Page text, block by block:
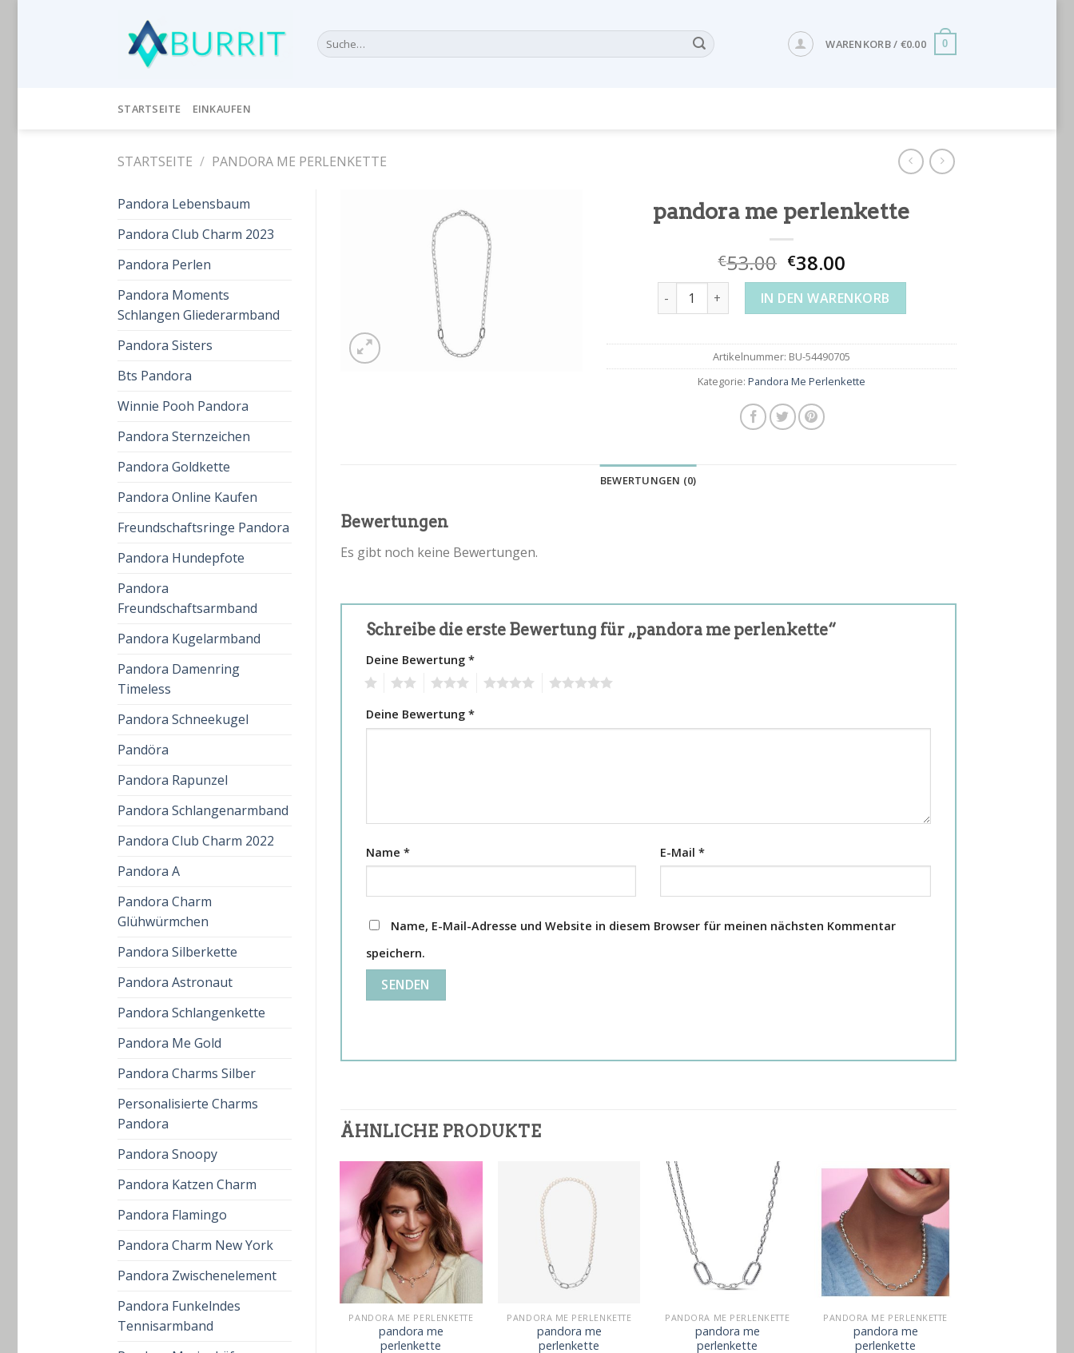
Suche
nach:
WARENKORB / €0.00 0
STARTSEITE EINKAUFEN
STARTSEITE / PANDORA ME PERLENKETTE
Pandora Lebensbaum
Pandora Club Charm 2023
Pandora Perlen
Pandora Moments
Schlangen Gliederarmband
Pandora Sisters
Bts Pandora
Winnie Pooh Pandora
Pandora Sternzeichen
Pandora Goldkette
Pandora Online Kaufen
Freundschaftsringe Pandora
Pandora Hundepfote
Pandora
Freundschaftsarmband
Pandora Kugelarmband
Pandora Damenring
Timeless
Pandora Schneekugel
Pandöra
Pandora Rapunzel
Pandora Schlangenarmband
Pandora Club Charm 2022
Pandora A
Pandora Charm
Glühwürmchen
Pandora Silberkette
Pandora Astronaut
Pandora Schlangenkette
Pandora Me Gold
Pandora Charms Silber
Personalisierte Charms
Pandora
Pandora Snoopy
Pandora Katzen Charm
Pandora Flamingo
Pandora Charm New York
Pandora Zwischenelement
Pandora Funkelndes
Tennisarmband
pandora me perlenkette
€53.00 €38.00
pandora me perlenkette Menge
IN DEN WARENKORB
Artikelnummer: BU-54490705
Kategorie:Pandora Me Perlenkette
BEWERTUNGEN (0)
Bewertungen
Es gibt noch keine Bewertungen.
Schreibe die erste Bewertung für „pandora me perlenkette“
Deine Bewertung *
Deine Bewertung *
Name * E-Mail*
Name, E-Mail-Adresse und Website in diesem Browser für meinen nächsten Kommentar
speichern.
ÄHNLICHE PRODUKTE
PANDORA ME PERLENKETTE
pandora me
perlenkette
PANDORA ME PERLENKETTE
pandora me
perlenkette
PANDORA ME PERLENKETTE
pandora me
perlenkette
PANDORA ME PERLENKETTE
pandora me
perlenkette
pandora me